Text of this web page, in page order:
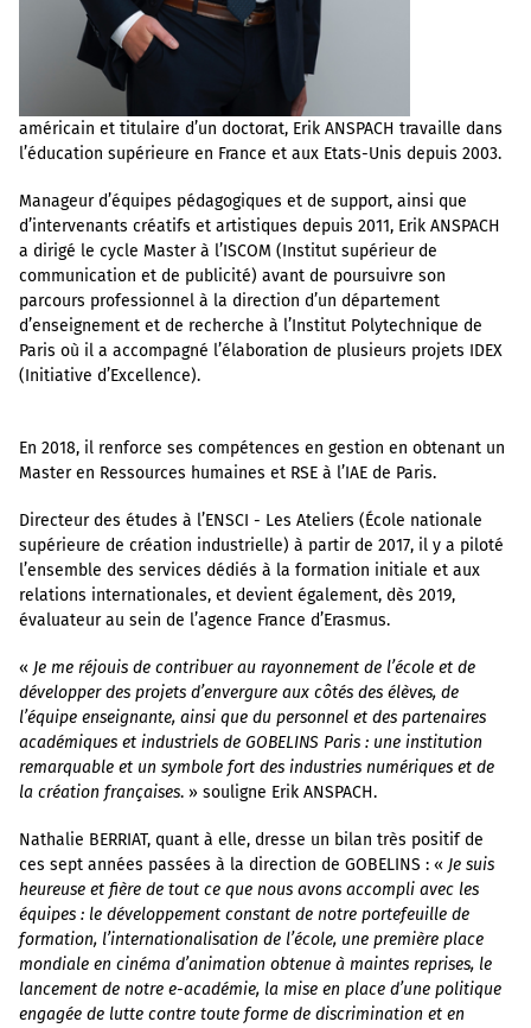
américain et titulaire d’un doctorat, Erik ANSPACH travaille dans
l’éducation supérieure en France et aux Etats-Unis depuis 2003.
Manageur d’équipes pédagogiques et de support, ainsi que
d’intervenants créatifs et artistiques depuis 2011, Erik ANSPACH
a dirigé le cycle Master à l’ISCOM (Institut supérieur de
communication et de publicité) avant de poursuivre son
parcours professionnel à la direction d’un département
d’enseignement et de recherche à l’Institut Polytechnique de
Paris où il a accompagné l’élaboration de plusieurs projets IDEX
(Initiative d’Excellence).
En 2018, il renforce ses compétences en gestion en obtenant un
Master en Ressources humaines et RSE à l’IAE de Paris.
Directeur des études à l’ENSCI - Les Ateliers (École nationale
supérieure de création industrielle) à partir de 2017, il y a piloté
l’ensemble des services dédiés à la formation initiale et aux
relations internationales, et devient également, dès 2019,
évaluateur au sein de l’agence France d’Erasmus.
« Je me réjouis de contribuer au rayonnement de l’école et de
développer des projets d’envergure aux côtés des élèves, de
l’équipe enseignante, ainsi que du personnel et des partenaires
académiques et industriels de GOBELINS Paris : une institution
remarquable et un symbole fort des industries numériques et de
la création françaises. » souligne Erik ANSPACH.
Nathalie BERRIAT, quant à elle, dresse un bilan très positif de
ces sept années passées à la direction de GOBELINS : « Je suis
heureuse et fière de tout ce que nous avons accompli avec les
équipes : le développement constant de notre portefeuille de
formation, l’internationalisation de l’école, une première place
mondiale en cinéma d’animation obtenue à maintes reprises, le
lancement de notre e-académie, la mise en place d’une politique
engagée de lutte contre toute forme de discrimination et en